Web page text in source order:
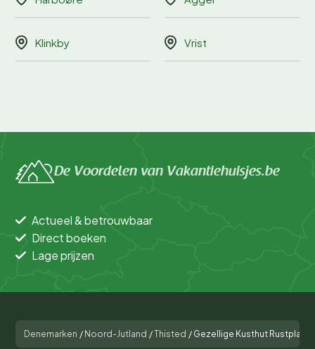
Klinkby Vrist
De Voordelen van Vakantiehuisjes.be
Actueel & betrouwbaar
Direct boeken
Lage prijzen
Denemarken / Noord-Jutland /Thisted / Gezellige Kusthut